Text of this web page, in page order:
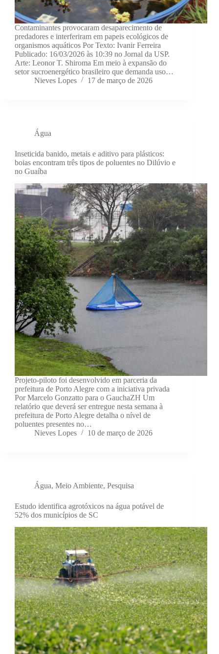
Contaminantes provocaram desaparecimento de
predadores e interferiram em papeis ecológicos de
organismos aquáticos Por Texto: Ivanir Ferreira
Publicado: 16/03/2026 às 10:39 no Jornal da USP.
Arte: Leonor T. Shiroma Em meio à expansão do
setor sucroenergético brasileiro que demanda uso…
Nieves Lopes
17 de março de 2026
Água
Inseticida banido, metais e aditivo para plásticos:
boias encontram três tipos de poluentes no Dilúvio e
no Guaíba
Projeto-piloto foi desenvolvido em parceria da
prefeitura de Porto Alegre com a iniciativa privada
Por Marcelo Gonzatto para o GauchaZH Um
relatório que deverá ser entregue nesta semana à
prefeitura de Porto Alegre detalha o nível de
poluentes presentes no…
Nieves Lopes
10 de março de 2026
Água, Meio Ambiente, Pesquisa
Estudo identifica agrotóxicos na água potável de
52% dos municípios de SC